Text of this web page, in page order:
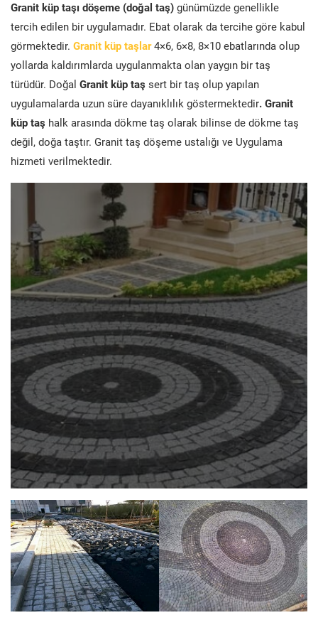
Granit küp taşı döşeme (doğal taş) günümüzde genellikle
tercih edilen bir uygulamadır. Ebat olarak da tercihe göre kabul
görmektedir. Granit küp taşlar 4×6, 6×8, 8×10 ebatlarında olup
yollarda kaldırımlarda uygulanmakta olan yaygın bir taş
türüdür. Doğal Granit küp taş sert bir taş olup yapılan
uygulamalarda uzun süre dayanıklılık göstermektedir. Granit
küp taş halk arasında dökme taş olarak bilinse de dökme taş
değil, doğa taştır. Granit taş döşeme ustalığı ve Uygulama
hizmeti verilmektedir.